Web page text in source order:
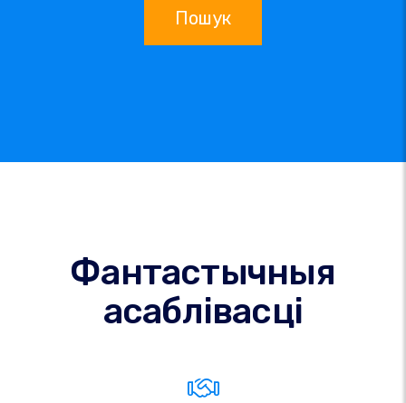
Пошук
Фантастычныя
асаблівасці